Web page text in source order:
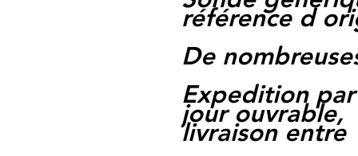
référence d
De
Expedition
jour ouvrable,
livraison entre